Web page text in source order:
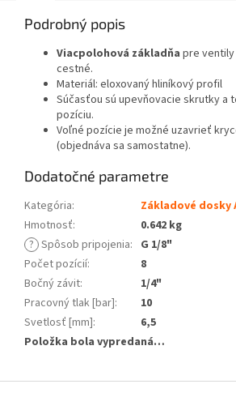
Podrobný popis
Viacpolohová základňa pre ventily
cestné.
Materiál: eloxovaný hliníkový profil
Súčasťou sú upevňovacie skrutky a
pozíciu.
Voľné pozície je možné uzavrieť
(objednáva sa samostatne).
Dodatočné parametre
Kategória:
Základové dosky
Hmotnosť:
0.642 kg
? Spôsob pripojenia: G 1/8"
Počet pozícií:
8
Bočný závit:
1/4"
Pracovný tlak [bar]:
10
Svetlosť [mm]:
6,5
Položka bola vypredaná…